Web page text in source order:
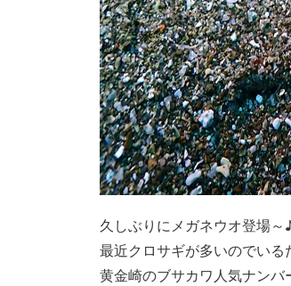
久しぶりにメガネウオ登場～
最近クロサギが多いのでいる
黄金崎のブサカワ人気ナンバ